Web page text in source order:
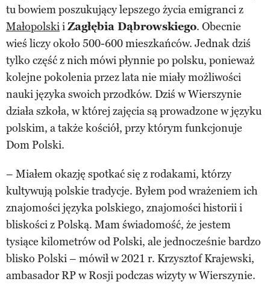
tu bowiem poszukujący lepszego życia emigranci z
MałopolskiiZagłębia Dąbrowskiego. Obecnie
wieś liczy około 500-600 mieszkańców. Jednak dziś
tylko część z nich mówi płynnie po polsku, ponieważ
kolejne pokolenia przez lata nie miały możliwości
nauki języka swoich przodków. Dziś w Wierszynie
działa szkoła, w której zajęcia są prowadzone w języku
polskim, a także kościół, przy którym funkcjonuje
Dom Polski.
– Miałem okazję spotkać się z rodakami, którzy
kultywują polskie tradycje. Byłem pod wrażeniem ich
znajomości języka polskiego, znajomości historii i
bliskości z Polską. Mam świadomość, że jestem
tysiące kilometrów od Polski, ale jednocześnie bardzo
blisko Polski – mówił w 2021 r. Krzysztof Krajewski,
ambasador RP w Rosji podczas wizyty w Wierszynie.